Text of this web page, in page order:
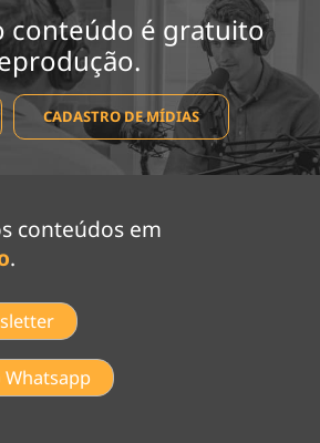
conteúdo é gratuito
CADASTRO DE MÍDIAS
conteúdos em
.
Whatsapp